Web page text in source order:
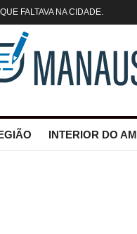
FALTAVA NA CIDADE.
INTERIOR DO AM